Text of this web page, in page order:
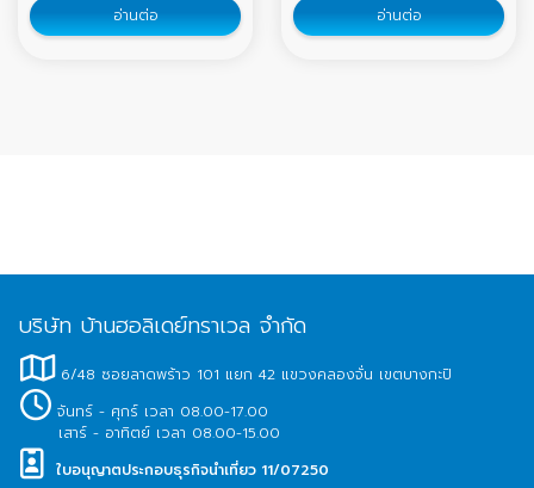
เที่ยวทางวัฒนธรรมที่เป็น
เอกลักษณ์ของเกาหลีที่น่าสนใจ
อ่านต่อ
ที่สำคัญคือเป็นประเทศที่สามารถ
เดินทางไปเที่ยวได้ในทุกฤดู
อ่านต่อ
บริษัท บ้านฮอลิเดย์ทราเวล จำกัด
6/48 ซอยลาดพร้าว 101 แยก 42 แขวงคลองจั่น เขตบางกะปิ
จันทร์ - ศุกร์ เวลา 08.00-17.00
เสาร์ - อาทิตย์ เวลา 08.00-15.00
ใบอนุญาตประกอบธุรกิจนำเที่ยว 11/07250